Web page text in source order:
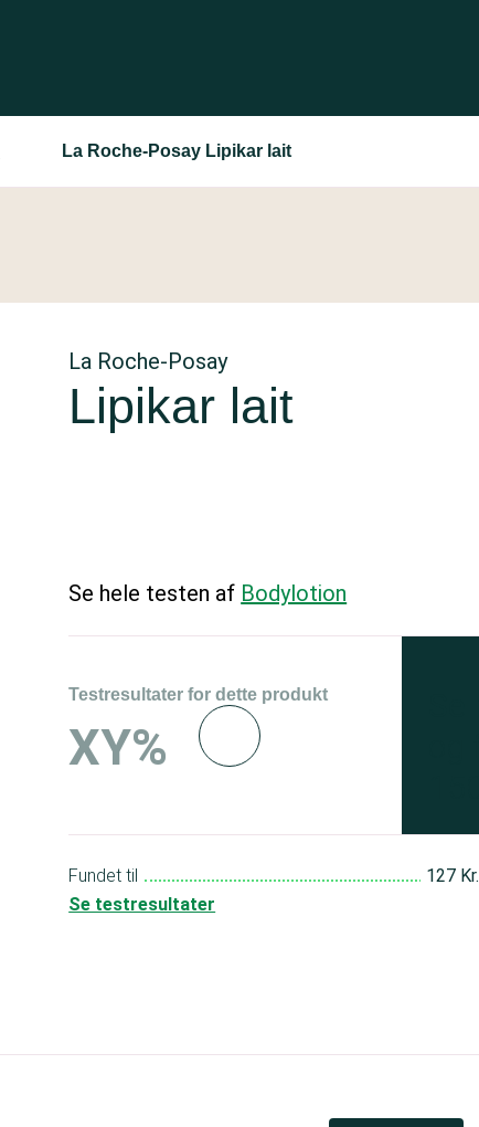
La Roche-Posay Lipikar lait
La Roche-Posay
Lipikar lait
Se hele testen af Bodylotion
Testresultater for dette produkt
XY%
Fundet til
127 Kr.
Se testresultater